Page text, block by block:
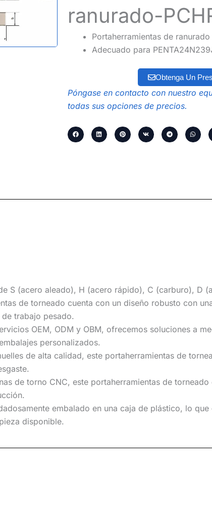
ranurado-
Portaherramientas de
Adecuado para
Obtenga Un
Póngase en contacto con nuestro
todas sus opciones de precios.
S (acero aleado), H (acero rápido), C (carburo), D
de torneado cuenta con un diseño robusto con
trabajo pesado.
OEM, ODM y OBM, ofrecemos soluciones a
personalizados.
de alta calidad, este portaherramientas de
de torno CNC, este portaherramientas de
embalado en una caja de plástico, lo
disponible.